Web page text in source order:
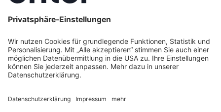
Jetzt für Ihr Haus prüfen